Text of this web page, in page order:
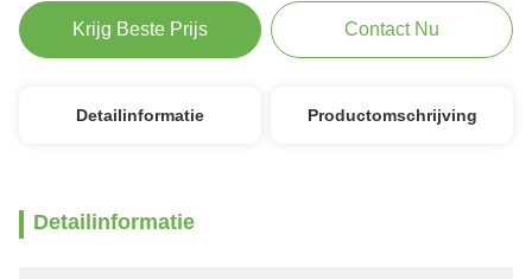
Krijg Beste Prijs Contact Nu
Detailinformatie Productomschrijving
Detailinformatie